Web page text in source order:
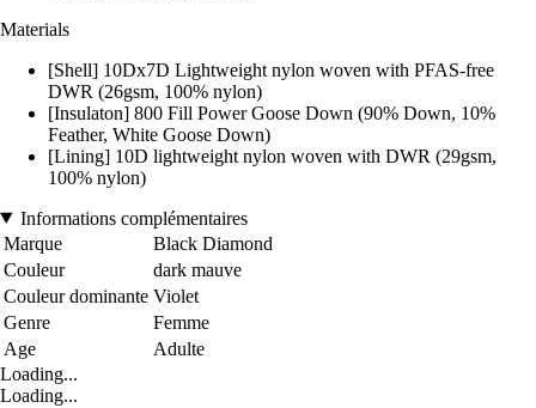
Materials
[Shell] 10Dx7D Lightweight nylon woven with PFAS-free
DWR (26gsm, 100% nylon)
[Insulaton] 800 Fill Power Goose Down (90% Down, 10%
Feather, White Goose Down)
[Lining] 10D lightweight nylon woven with DWR (29gsm,
100% nylon)
Informations complémentaires
Marque
Black Diamond
Couleur
dark mauve
Couleur dominante Violet
Genre
Femme
Age
Adulte
Loading...
Loading...